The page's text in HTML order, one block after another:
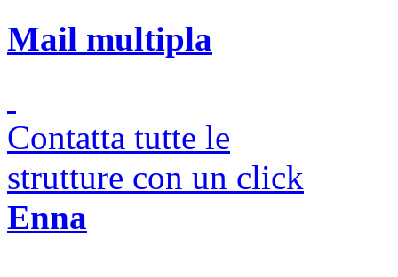
Mail multipla
Contatta tutte le
strutture con un click
Enna